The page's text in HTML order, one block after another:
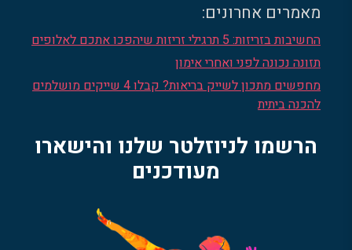
מאמרים אחרונים:
החשיבות בזריזות: 5 תרגילי זריזות שיהפכו אתכם לאלופים
תזונה נכונה לפני ואחרי אימון
מחפשים מתכון לשייק בריאות? קבלו 4 שייקים מושלמים
להכנה ביתית
הרשמו לניוזלטר שלנו והישארו
מעודכנים